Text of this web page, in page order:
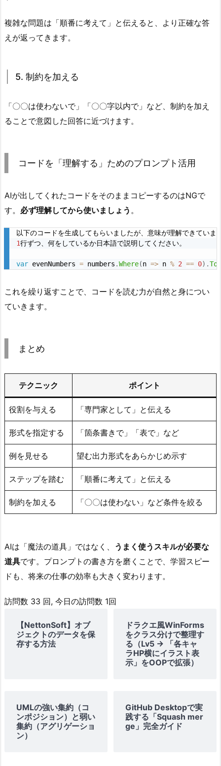
式
を
す
3.
3.
示
す
e
w
-
t）
4.
ッ
を
踏
ま
せ
る
（C
h
a
o
f
o
g
h
t）
約
を
加
複雑な問題は「順番に考えて」と伝えると、より正確な答
えが返ってきます。
5. 制約を加える
「〇〇は使わないで」「〇〇字以内で」など、制約を加え
ることで意図した回答に近づけます。
コードを「理解する」ためのプロンプト活用
AIが出してくれたコードをそのままコピーするのはNGで
す。 必ず理解してから使いましょう 。
1行ずつ、何をしているか日本語で説明してください。
var evenNumbers = numbers .Where(n => n % 2 == 0) .
これを繰り返すことで、コードを読む力が自然と身につい
ていきます。
まとめ
テクニック ポイント
役割を与える 「専門家として」と伝える
形式を指定する 「箇条書きで」「表で」など
例を見せる 望む出力形式をあらかじめ示す
ステップを踏む 「順番に考えて」と伝える
制約を加える 「〇〇は使わない」など条件を絞る
AIは「魔法の道具」ではなく、 うまく使うスキルが必要な
道具です。プロンプトの書き方を磨くことで、学習スピー
ドも、将来の仕事の効率も大きく変わります。
訪問数 33 回, 今日の訪問数 1回
【NettonSoft】オブ
ジェクトのデータを保
存する方法
ドラクエ風WinForms
をクラス分けで整理す
る（Lv5 → 「各キャ
ラHP横にイラスト表
示」をOOPで拡張）
UMLの強い集約（コ
ンポジション）と弱い
集約（アグリゲーショ
ン）
GitHub Desktopで実
践する「Squash mer
ge」完全ガイド